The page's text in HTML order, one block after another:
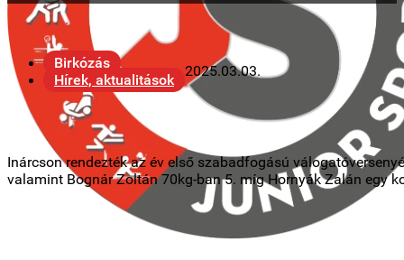
Birkózás
Hírek, aktualitások
2025.03.03.
Inárcson rendezték az év első szabadfogású
valamint Bognár Zoltán 70kg-ban 5. míg Hornyák Zalán egy